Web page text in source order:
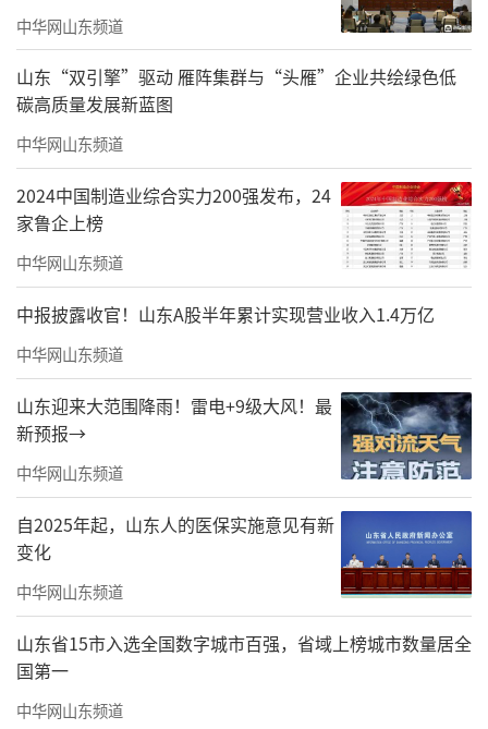
行知成长季
秉持“在旅行中学习，在体验中成长”的
理念，将丰富的文史、生态等资源转化为生动
的研学旅游体验，在实践中增长知识、厚植情
怀、开阔视野。潍坊市博物馆推出“潍博夜未
央——潍坊市博物馆跨年之夜主题活动”，创新
采用“延时开放+主题市集+沉浸体验”模式，
围绕文创新生、非遗传承等板块，精心策划文
创市集、非遗拓印、巧匠展演等互动内容。寒
亭依托杨家埠民间艺术大观园，推出“探寻非
遗魅力·传承中华国粹”活动，学员可沉浸式
体验非遗技艺，感受古代劳动人民的智慧结
晶。滨海海潮音文化国学基地打造“海潮音·
国学文化及非遗体验”项目，从汉字演变入
手，结合甲骨文知识学习与非遗手作实践，让
传统文化可触可感。寿光开展“蔬香满园”研
学季，探秘蔬菜博物馆里的文物、同步开展非
中华网山东频道
山东“双引擎”驱动 雁阵集群与“头雁”企业共绘绿色低
碳高质量发展新蓝图
中华网山东频道
2024中国制造业综合实力200强发布，24
家鲁企上榜
中华网山东频道
中报披露收官！山东A股半年累计实现营业收入1.4万亿
中华网山东频道
山东迎来大范围降雨！雷电+9级大风！最
新预报→
中华网山东频道
自2025年起，山东人的医保实施意见有新
变化
中华网山东频道
山东省15市入选全国数字城市百强，省域上榜城市数量居全
国第一
中华网山东频道